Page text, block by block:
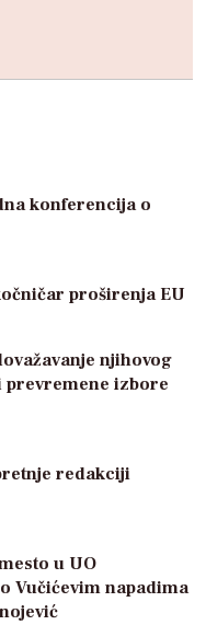
konferencija o
proširenja EU
njihovog
prevremene izbore
redakciji
u UO
Vučićevim napadima